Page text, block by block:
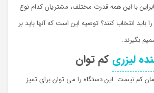
با این همه قدرت مختلف، مشتریان کدام نوع
را باید انتخاب کنند؟ توصیه این است که آنها باید بر
بگیرند.
لیزری کم توان
کم نیست. این دستگاه را می توان برای تمیز